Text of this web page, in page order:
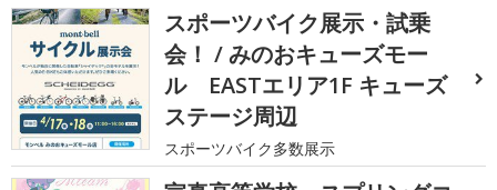
スポーツバイク展示・試乗
会！ / みのおキューズモー
ル EASTエリア1F キューズ
ステージ周辺
スポーツバイク多数展示